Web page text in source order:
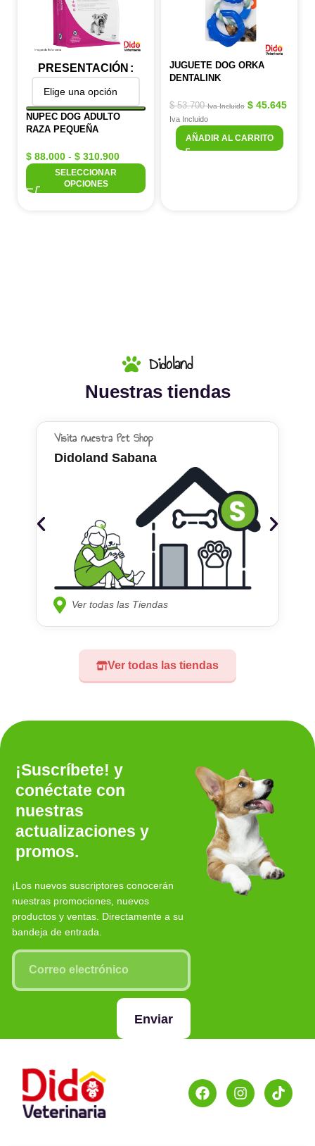
PRESENTACIÓN
NUPEC DOG ADULTO
RAZA PEQUEÑA
$ 88.000 - $ 310.900
SELECCIONAR
OPCIONES
JUGUETE DOG ORKA
DENTALINK
$53.700 Iva Incluido $ 45.645
Iva Incluido
AÑADIR AL CARRITO
Didoland
Nuestras tiendas
Ver todas las tiendas
Visita nuestra Pet Shop
Didoland Sabana
Ver todas las Tiendas
¡Suscríbete! y
conéctate con
nuestras
actualizaciones y
promos.
¡Los nuevos suscriptores conocerán
nuestras promociones, nuevos
productos y ventas. Directamente a su
bandeja de entrada.
Enviar